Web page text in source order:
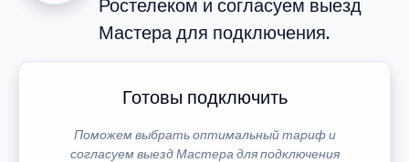
Ростелеком и согласуем выезд
Мастера для подключения.
Готовы подключить
Поможем выбрать оптимальный тариф и
согласуем выезд Мастера для подключения